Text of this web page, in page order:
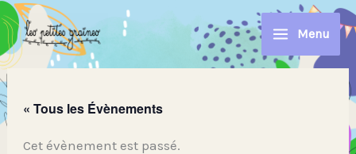
Aller
au
contenu
Menu
« Tous les Évènements
Cet évènement est passé.